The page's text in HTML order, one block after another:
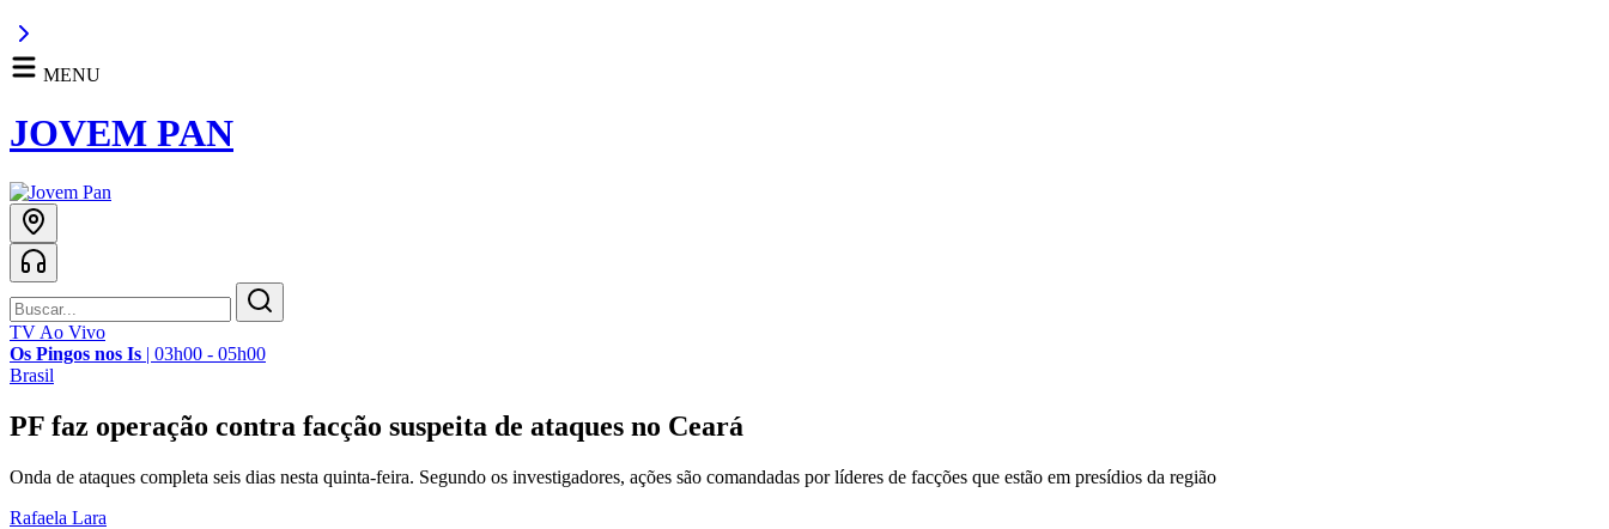
MENU
JOVEM PAN
TV Ao Vivo
Os Pingos nos Is | 03h00 - 05h00
Brasil
PF faz operação contra facção suspeita de ataques no Ceará
Onda de ataques completa seis dias nesta quinta-feira. Segundo os investigadores, ações são comandadas por líderes de facções que estão em presídios da região
Rafaela Lara